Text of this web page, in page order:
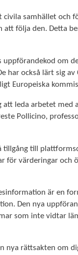
samhället
följa den. Detta
också lärt sig
Europeiska
leda arbetet
Pollicino,
till
för värderingar
är en
Den nya
som inte vidtar
nya rättsakten